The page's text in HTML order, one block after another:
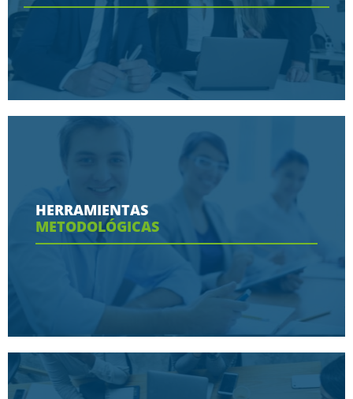
Conoce aquí las razones porque nos eligen
Ver más
HERRAMIENTAS
METODOLÓGICAS